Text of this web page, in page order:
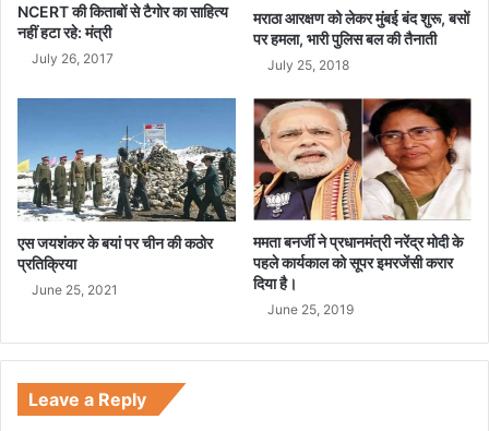
मै
रा
NCERT की किताबों से टैगोर का साहित्य
नहीं हटा रहे: मंत्री
July 26, 2017
मराठा आरक्षण को लेकर मुंबई बंद शुरू, बसों
पर हमला, भारी पुलिस बल की तैनाती
July 25, 2018
एस जयशंकर के बयां पर चीन की कठोर
प्रतिक्रिया
June 25, 2021
ममता बनर्जी ने प्रधानमंत्री नरेंद्र मोदी के
पहले कार्यकाल को सूपर इमरजेंसी करार
दिया है।
June 25, 2019
Leave a Reply